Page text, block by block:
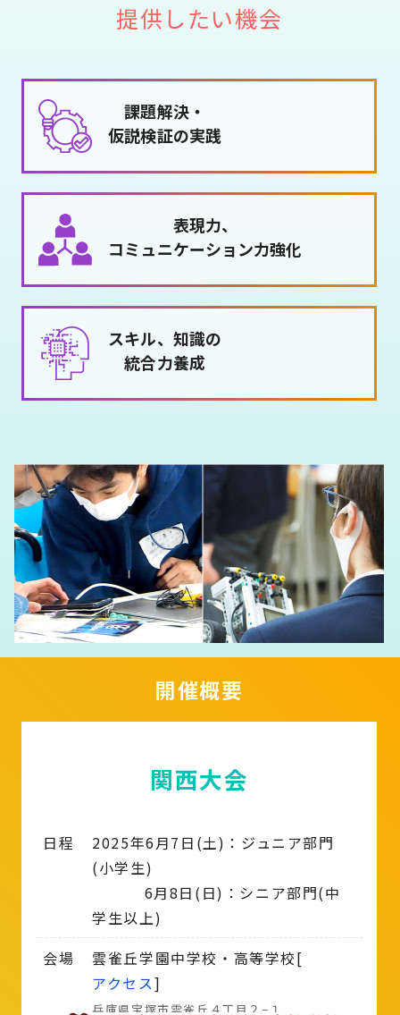
関東大会の開催概要を更新しました
2025.01.17
ージ公開しました
提供したい機会
課題解決・
仮説検証の実践
表現力、
コミュニケーション力強化
スキル、知識の
統合力養成
開催概要
関西大会
日程
2025年6月7日(土)：ジュニア部門
(小学生)
6月8日(日)：シニア部門(中
学生以上)
会場
雲雀丘学園中学校・高等学校[
アクセス]
兵庫県宝塚市雲雀丘４丁目２−１